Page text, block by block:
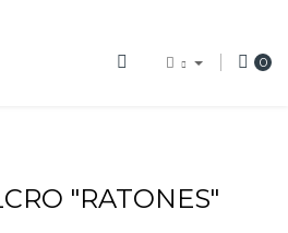
0
"RATONES"